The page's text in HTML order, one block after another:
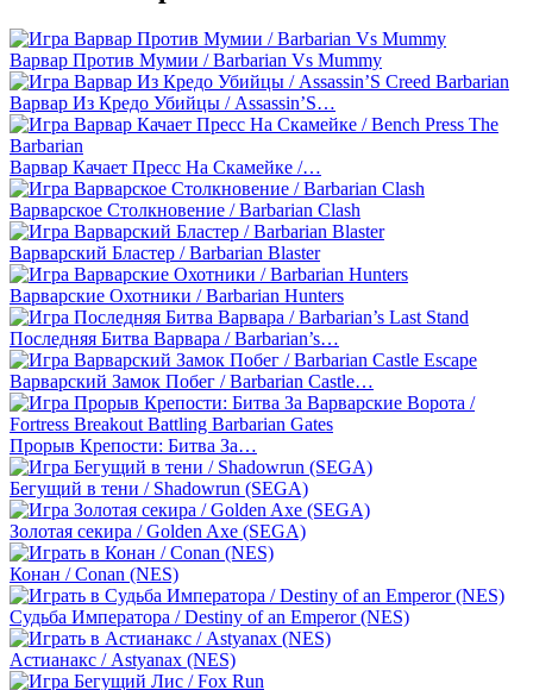
Варвар Против Мумии / Barbarian Vs Mummy
Варвар Из Кредо Убийцы / Assassin’S…
Варвар Качает Пресс На Скамейке /…
Варварское Столкновение / Barbarian Clash
Варварский Бластер / Barbarian Blaster
Варварские Охотники / Barbarian Hunters
Последняя Битва Варвара / Barbarian’s…
Варварский Замок Побег / Barbarian Castle…
Прорыв Крепости: Битва За…
Бегущий в тени / Shadowrun (SEGA)
Золотая секира / Golden Axe (SEGA)
Конан / Conan (NES)
Судьба Императора / Destiny of an Emperor (NES)
Астианакс / Astyanax (NES)